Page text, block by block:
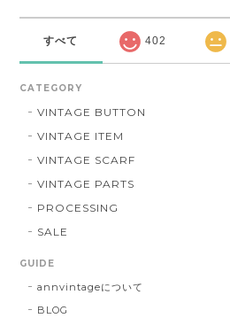
すべて 402
CATEGORY
VINTAGE BUTTON
VINTAGE ITEM
VINTAGE SCARF
VINTAGE PARTS
PROCESSING
SALE
GUIDE
annvintageについて
BLOG